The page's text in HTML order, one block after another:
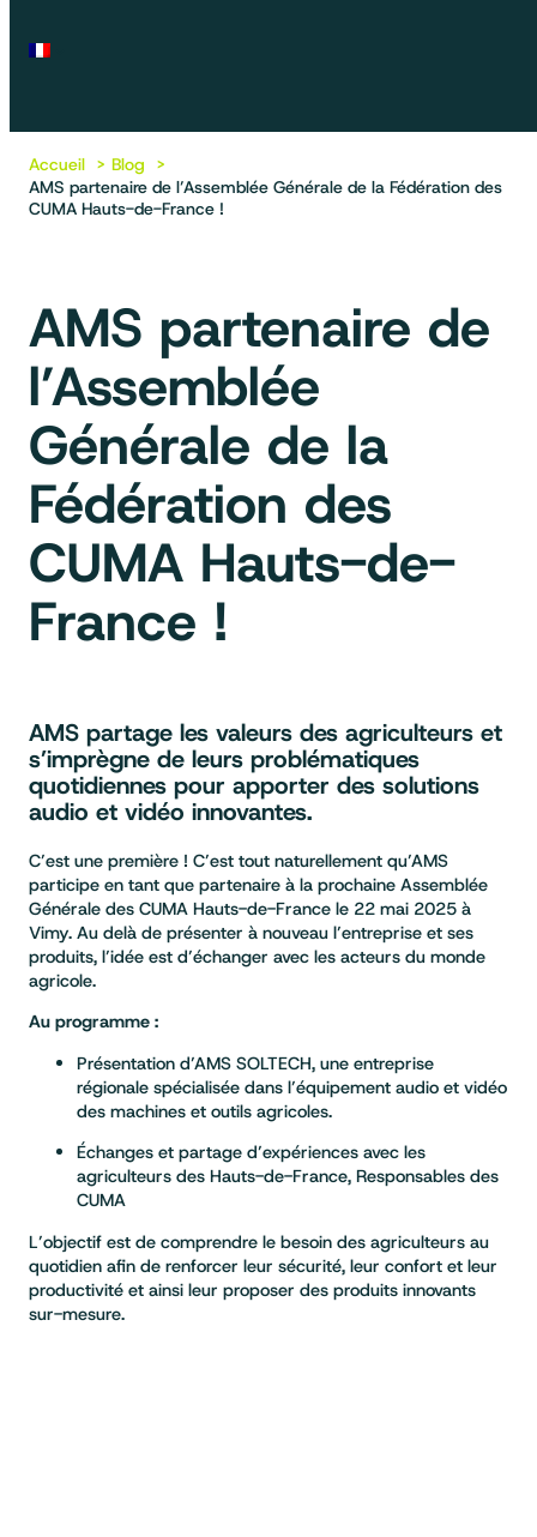
Accueil
Blog
AMS partenaire de l’Assemblée Générale de la Fédération des
CUMA Hauts-de-France !
AMS partenaire de
l’Assemblée
Générale de la
Fédération des
CUMA Hauts-de-
France !
AMS partage les valeurs des agriculteurs et
s’imprègne de leurs problématiques
quotidiennes pour apporter des solutions
audio et vidéo innovantes.
C’est une première ! C’est tout naturellement qu’AMS
participe en tant que partenaire à la prochaine Assemblée
Générale des CUMA Hauts-de-France le 22 mai 2025 à
Vimy. Au delà de présenter à nouveau l’entreprise et ses
produits, l’idée est d’échanger avec les acteurs du monde
agricole.
Au programme :
Présentation d’AMS SOLTECH, une entreprise
régionale spécialisée dans l’équipement audio et vidéo
des machines et outils agricoles.
Échanges et partage d’expériences avec les
agriculteurs des Hauts-de-France, Responsables des
CUMA
L’objectif est de comprendre le besoin des agriculteurs au
quotidien afin de renforcer leur sécurité, leur confort et leur
productivité et ainsi leur proposer des produits innovants
sur-mesure.